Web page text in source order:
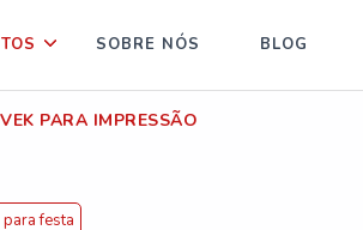
SOBRE NÓS BLOG
PARA IMPRESSÃO
festa